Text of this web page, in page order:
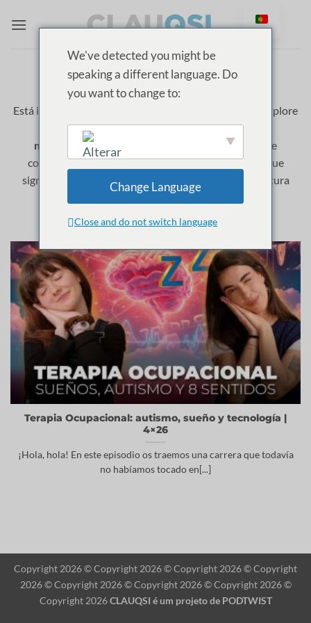
para
CATEGORY ARCHIVES:TERAPIA
OCUPACIONAL
Está interessado em
? Explore
estes episódios de ClauQSI ondemodelos de
mulheres
partilhar os seus
desafios e
conselhos sobre este assuntocorrida. Descubra o que
significa trabalhar neste sector e inspire-se na sua futura
carreira!
Terapia Ocupacional: autismo, sueño y tecnología |
4×26
¡Hola, hola! En este episodio os traemos una carrera que todavía
no habíamos tocado en[...]
Copyright 2026 © Copyright 2026 © Copyright 2026 © Copyright
2026 © Copyright 2026 © Copyright 2026 © Copyright 2026 ©
Copyright 2026CLAUQSI é um projeto de PODTWIST
We've detected you might be
speaking a different language. Do
you want to change to:
English
Change Language
Close and do not switch language